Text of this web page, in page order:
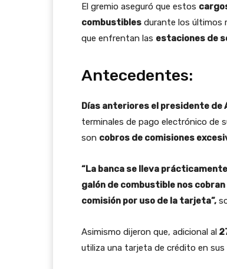
El gremio aseguró que estos
combustibles durante los últimos
que enfrentan las estaciones de
Antecedentes:
Días anteriores el presidente de
terminales de pago electrónico de
son cobros de comisiones
“La banca se lleva prácticamente
galón de combustible nos
comisión por uso de la tarjeta”,
Asimismo dijeron que, adicional al
utiliza una tarjeta de crédito en sus